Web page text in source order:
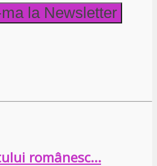
românesc…